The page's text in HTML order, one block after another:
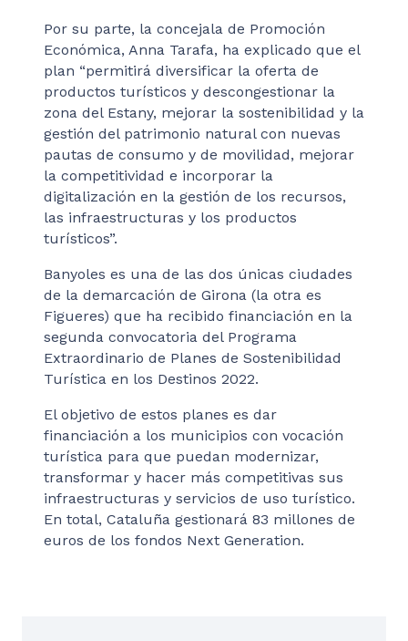
Por su parte, la concejala de Promoción
Económica, Anna Tarafa, ha explicado que el
plan “permitirá diversificar la oferta de
productos turísticos y descongestionar la
zona del Estany, mejorar la sostenibilidad y la
gestión del patrimonio natural con nuevas
pautas de consumo y de movilidad, mejorar
la competitividad e incorporar la
digitalización en la gestión de los recursos,
las infraestructuras y los productos
turísticos”.
Banyoles es una de las dos únicas ciudades
de la demarcación de Girona (la otra es
Figueres) que ha recibido financiación en la
segunda convocatoria del Programa
Extraordinario de Planes de Sostenibilidad
Turística en los Destinos 2022.
El objetivo de estos planes es dar
financiación a los municipios con vocación
turística para que puedan modernizar,
transformar y hacer más competitivas sus
infraestructuras y servicios de uso turístico.
En total, Cataluña gestionará 83 millones de
euros de los fondos Next Generation.